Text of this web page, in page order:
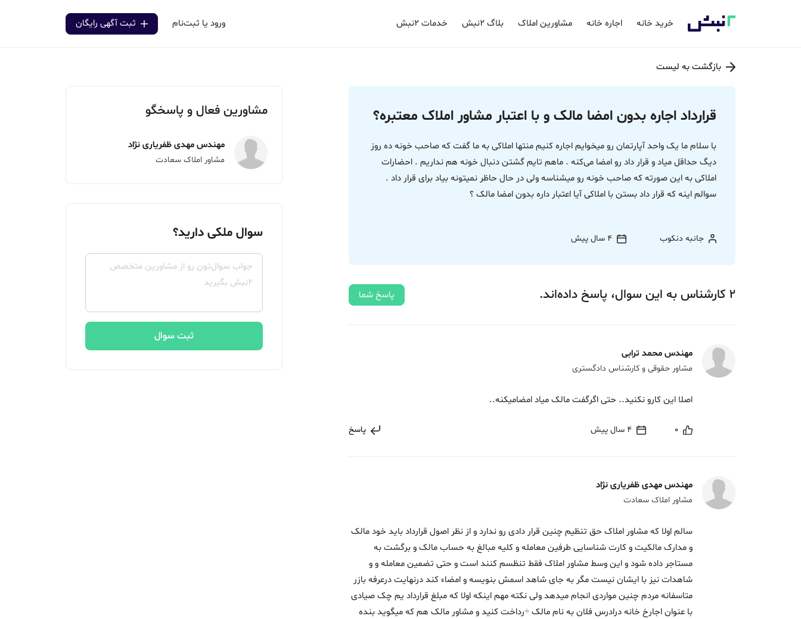
خرید خانه اجاره خانه مشاورین املاک بلاگ ۲نبش خدمات ۲نبش ورود یا ثبت‌نام ثبت آگهی رایگان
بازگشت به لیست
قرارداد اجاره بدون امضا مالک و با اعتبار مشاور املاک معتبره؟
با سلام ما یک واحد آپارتمان رو میخوایم اجاره کنیم منتها املاکی به ما گفت که صاحب خونه ده روز
دیگ حداقل میاد و قرار داد رو امضا می‌کنه . ماهم تایم گشتن دنبال خونه هم نداریم . احضارات
املاکی به این صورته که صاحب خونه رو میشناسه ولی در حال حاظر نمیتونه بیاد برای قرار داد .
سوالم اینه که قرار داد بستن با املاکی آیا اعتبار داره بدون امضا مالک ؟
جانبه دنکوب 4 سال پیش
2 کارشناس به این سوال، پاسخ داده‌اند. پاسخ شما
مهندس محمد ترابی
مشاور حقوقی و کارشناس دادگستری
اصلا این کارو نکنید.. حتی اگرگفت مالک میاد امضامیکنه..
0 4 سال پیش پاسخ
مهندس مهدی ظفریاری نژاد
مشاور املاک سعادت
سالم اولا که مشاور املاک حق تنظیم چنین قرار دادی رو ندارد و از نظر اصول قرارداد باید خود مالک
و مدارک مالکیت و کارت شناسایی طرفین معامله و کلیه مبالغ به حساب مالک و برگشت به
مستاجر داده شود و این وسط مشاور املاک فقط تنظسم کنند است و حتی تضمین معامله و و
شاهدات نیز با ایشان نیست مگر به جای شاهد اسمش بنویسه و امضاء کند درنهایت درعرفه بازر
متاسفانه مردم چنین مواردی انجام میدهد ولی نکته مهم اینکه اولا که مبلغ قرارداد یم چک صیادی
با عنوان اجارخ خانه درادرس فلان به نام مالک ÷رداخت کنید و مشاور مالک هم که میگوید بنده
مشاورین فعال و پاسخگو
مهندس مهدی ظفریاری نژاد
مشاور املاک سعادت
سوال ملکی دارید؟
ثبت سوال